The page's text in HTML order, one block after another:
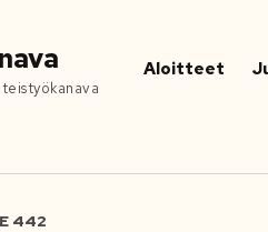
Aloitteet
442